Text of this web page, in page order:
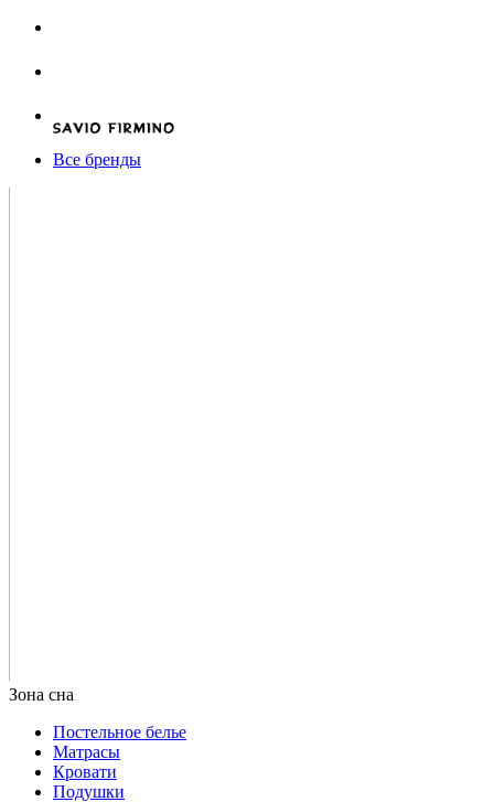
Постельное белье
Матрасы
Кровати
Подушки